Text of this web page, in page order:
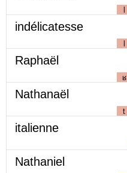
l
indélicatesse
l
Raphaël
ʁ
Nathanaël
t
italienne
Nathaniel